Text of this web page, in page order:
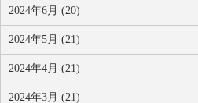
2024年6月 (20)
2024年5月 (21)
2024年4月 (21)
2024年3月 (21)